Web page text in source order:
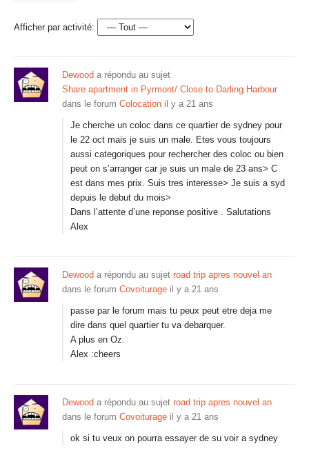
Afficher par activité:
Dewood a répondu au sujet
Share apartment in Pyrmont/ Close to Darling Harbour
dans le forum Colocation il y a 21 ans
Je cherche un coloc dans ce quartier de sydney pour
le 22 oct mais je suis un male. Etes vous toujours
aussi categoriques pour rechercher des coloc ou bien
peut on s’arranger car je suis un male de 23 ans> C
est dans mes prix. Suis tres interesse> Je suis a syd
depuis le debut du mois>
Dans l’attente d’une reponse positive . Salutations
Alex
Dewood a répondu au sujet road trip apres nouvel an
dans le forum Covoiturage il y a 21 ans
passe par le forum mais tu peux peut etre deja me
dire dans quel quartier tu va debarquer.
A plus en Oz.
Alex :cheers
Dewood a répondu au sujet road trip apres nouvel an
dans le forum Covoiturage il y a 21 ans
ok si tu veux on pourra essayer de su voir a sydney